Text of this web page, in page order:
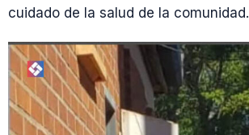
cuidado de la salud de la comunidad.